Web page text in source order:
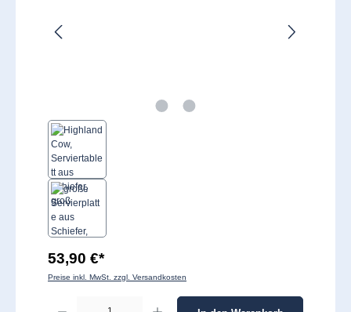
53,90 €*
Preise inkl. MwSt. zzgl. Versandkosten
Produkt Anzahl: Gib den gewünschten Wert ein oder benutze die Schaltflächen